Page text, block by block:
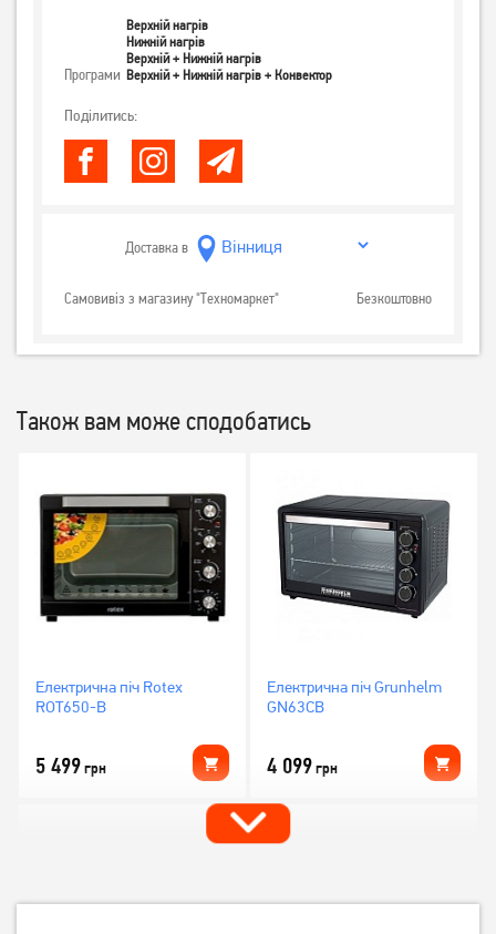
Програми
Верхній нагрів
Нижній нагрів
Верхній + Нижній нагрів
Верхній + Нижній нагрів + Конвектор
Поділитись:
Доставка в
Самовивіз з магазину "Техномаркет" Безкоштовно
Також вам може сподобатись
Електрична піч Rotex
ROT650-B
5 499грн
Електрична піч Grunhelm
GN63CB
4 099грн